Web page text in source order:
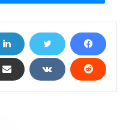
المنصورة الدولي، وانتداب
الوفاة.وتحرر عن ذلك المحضر
انتحار تلميذ بالابتدائية